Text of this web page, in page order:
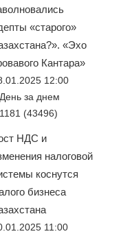
«старого»
«Эхо
Кантара»
12:00
День за днем
1181 (43496)
НДС и
налоговой
коснутся
бизнеса
11:00